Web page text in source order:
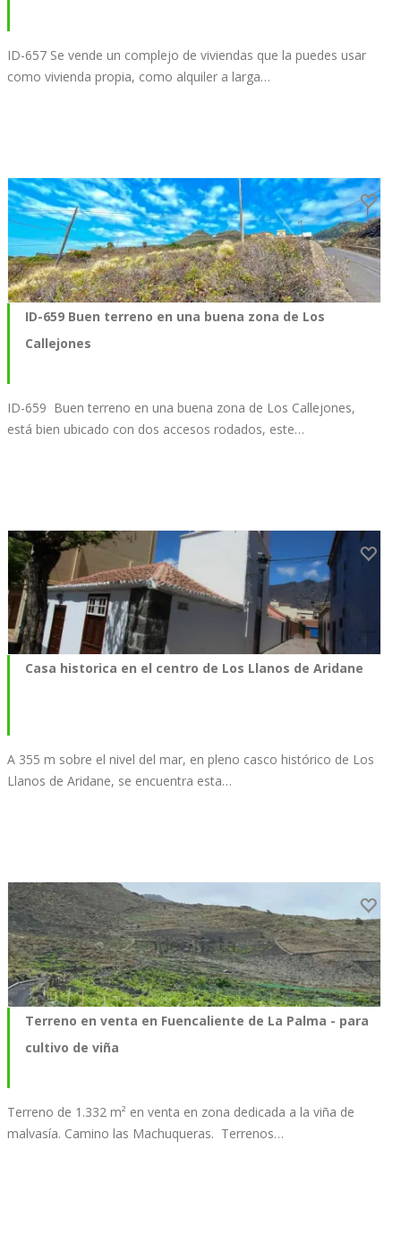
ID-657 Se vende un complejo de viviendas que la puedes usar
como vivienda propia, como alquiler a larga…
ID-659 Buen terreno en una buena zona de Los
Callejones
ID-659 Buen terreno en una buena zona de Los Callejones,
está bien ubicado con dos accesos rodados, este…
Casa historica en el centro de Los Llanos de Aridane
A 355 m sobre el nivel del mar, en pleno casco histórico de Los
Llanos de Aridane, se encuentra esta…
Terreno en venta en Fuencaliente de La Palma - para
cultivo de viña
Terreno de 1.332 m² en venta en zona dedicada a la viña de
malvasía. Camino las Machuqueras. Terrenos…